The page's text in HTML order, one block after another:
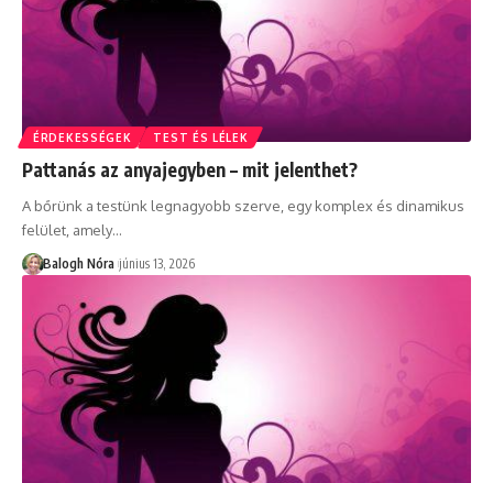
ÉRDEKESSÉGEK TEST ÉS LÉLEK
Pattanás az anyajegyben – mit jelenthet?
A bőrünk a testünk legnagyobb szerve, egy komplex és dinamikus
felület, amely…
Balogh Nóra június 13, 2026